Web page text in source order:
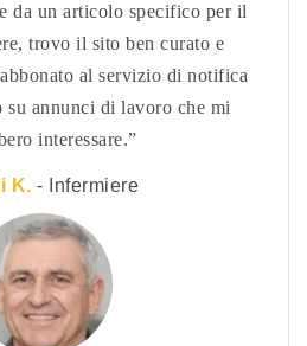
da un articolo specifico per il
trovo il sito ben curato e
al servizio di notifica
su annunci di lavoro che mi
interessare.
K. - Infermiere